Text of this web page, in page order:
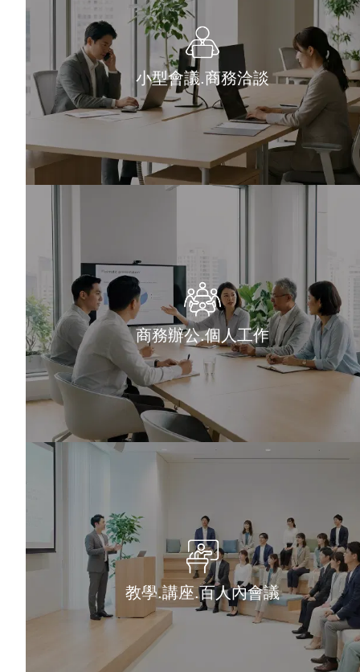
小型會議.商務洽談
商務辦公.個人工作
教學.講座.百人內會議